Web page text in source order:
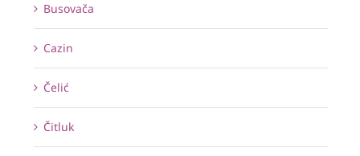
Busovača
Cazin
Čelić
Čitluk